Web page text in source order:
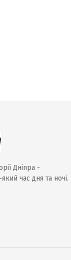
Дніпра -
час дня та ночі.